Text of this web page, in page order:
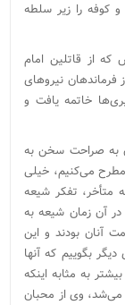
کوفه را زیر سلطه
از قاتلین امام
فرماندهان نیروهای
خاتمه یافت و
به صراحت سخن به
مطرح می‌کنیم، خیلی
متأخر، تفکر شیعه
آن زمان شیعه به
آنان بودند و این
بگوییم که آنها
به مثابه اینکه
وی از محبان